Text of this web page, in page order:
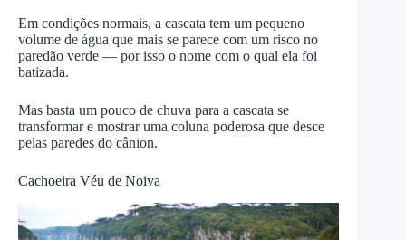
Em condições normais, a cascata tem um pequeno
volume de água que mais se parece com um risco no
paredão verde — por isso o nome com o qual ela foi
batizada.
Mas basta um pouco de chuva para a cascata se
transformar e mostrar uma coluna poderosa que desce
pelas paredes do cânion.
Cachoeira Véu de Noiva